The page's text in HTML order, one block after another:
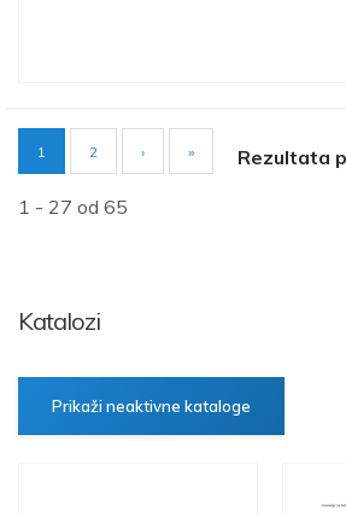
Pagination
Current
page
1 Page
2 Rezultata
1 - 27 od 65
Katalozi
Prikaži neaktivne kataloge